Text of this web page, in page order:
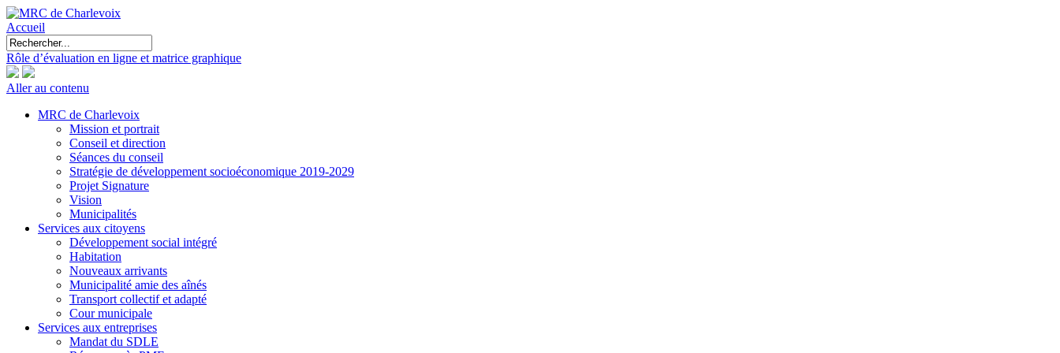
Accueil
Rôle d’évaluation en ligne et matrice graphique
Aller au contenu
MRC de Charlevoix
Mission et portrait
Conseil et direction
Séances du conseil
Stratégie de développement socioéconomique 2019-2029
Projet Signature
Vision
Municipalités
Services aux citoyens
Développement social intégré
Habitation
Nouveaux arrivants
Municipalité amie des aînés
Transport collectif et adapté
Cour municipale
Services aux entreprises
Mandat du SDLE